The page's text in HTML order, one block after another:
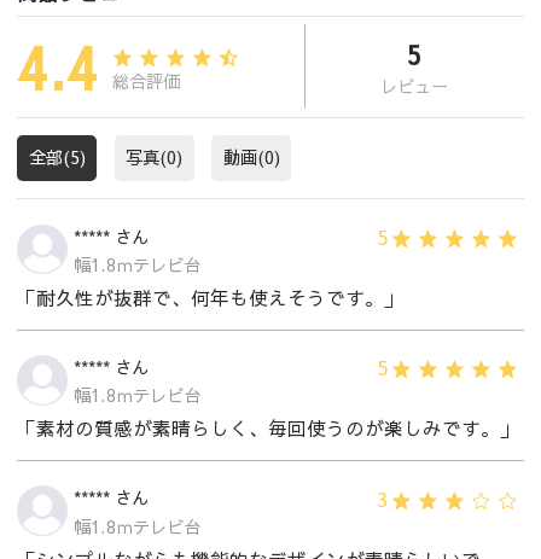
4.4 総合評価
5
レビュー
全部(5) 写真(0) 動画(0)
***** さん 5
幅1.8ｍテレビ台
「耐久性が抜群で、何年も使えそうです。」
***** さん 5
幅1.8ｍテレビ台
「素材の質感が素晴らしく、毎回使うのが楽しみです。」
***** さん 3
幅1.8ｍテレビ台